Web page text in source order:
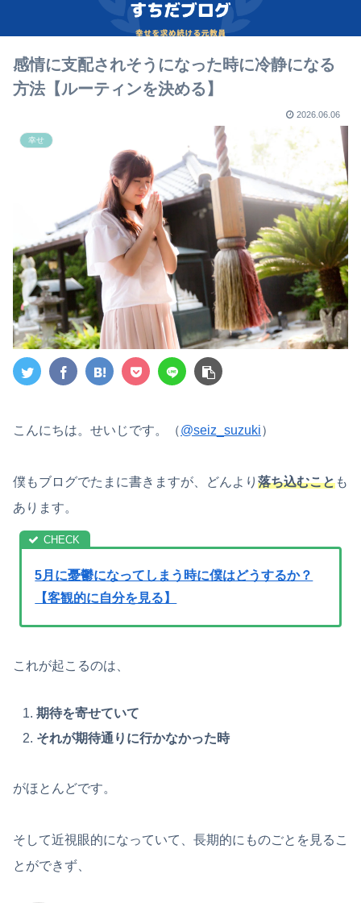
感情に支配されそうになった時に冷静になる
方法【ルーティンを決める】
2026.06.06
幸せ
こんにちは。せいじです。（@seiz_suzuki）
僕もブログでたまに書きますが、どんより 落ち込むことも
あります。
5月に憂鬱になってしまう時に僕はどうするか？
【客観的に自分を見る】
これが起こるのは、
期待を寄せていて
それが期待通りに行かなかった時
がほとんどです。
そして近視眼的になっていて、長期的にものごとを見るこ
とができず、